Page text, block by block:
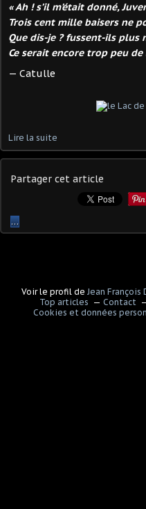
« Ah ! s’il m’était donné,
Trois cent mille baisers ne
Que dis-je ? fussent-ils plus
Ce serait encore trop peu de
— Catulle
Lire la suite
Partager cet article
…
Voir le profil de Jean François
Top articles
Contact
Cookies et données